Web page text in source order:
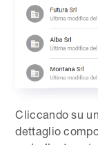
Cliccando su
dettaglio